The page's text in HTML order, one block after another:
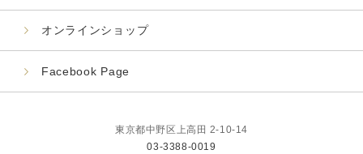
オンラインショップ
Facebook Page
東京都中野区上高田 2-10-14
03-3388-0019